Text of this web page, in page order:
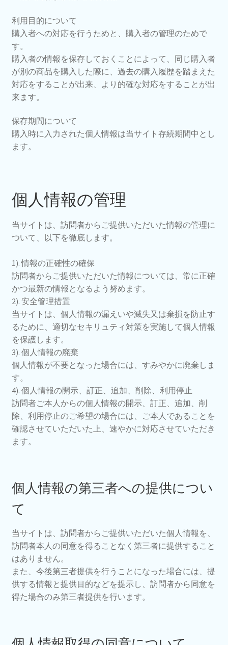
利用目的について
購入者への対応を行うためと、購入者の管理のためで
す。
購入者の情報を保存しておくことによって、同じ購入者
が別の商品を購入した際に、過去の購入履歴を踏まえた
対応をすることが出来、より的確な対応をすることが出
来ます。
保存期間について
購入時に入力された個人情報は当サイト存続期間中とし
ます。
個人情報の管理
当サイトは、訪問者からご提供いただいた情報の管理に
ついて、以下を徹底します。
1). 情報の正確性の確保
訪問者からご提供いただいた情報については、常に正確
かつ最新の情報となるよう努めます。
2). 安全管理措置
当サイトは、個人情報の漏えいや滅失又は棄損を防止す
るために、適切なセキリュティ対策を実施して個人情報
を保護します。
3). 個人情報の廃棄
個人情報が不要となった場合には、すみやかに廃棄しま
す。
4). 個人情報の開示、訂正、追加、削除、利用停止
訪問者ご本人からの個人情報の開示、訂正、追加、削
除、利用停止のご希望の場合には、ご本人であることを
確認させていただいた上、速やかに対応させていただき
ます。
個人情報の第三者への提供につい
て
当サイトは、訪問者からご提供いただいた個人情報を、
訪問者本人の同意を得ることなく第三者に提供すること
はありません。
また、今後第三者提供を行うことになった場合には、提
供する情報と提供目的などを提示し、訪問者から同意を
得た場合のみ第三者提供を行います。